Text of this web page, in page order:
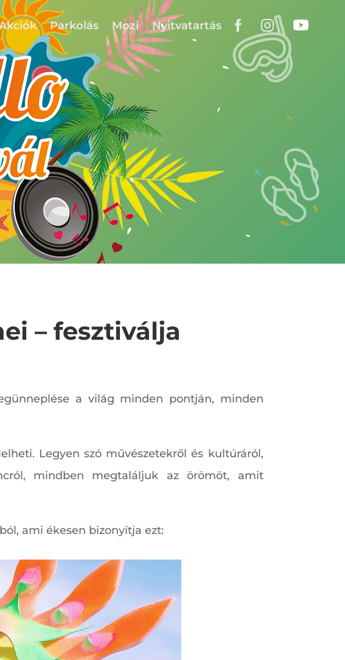
Parkolás Mozi Nyitvatartás
– fesztiválja
a világ minden pontján, minden
Legyen szó művészetekről és kultúráról,
mindben megtaláljuk az örömöt, amit
ami ékesen bizonyítja ezt: